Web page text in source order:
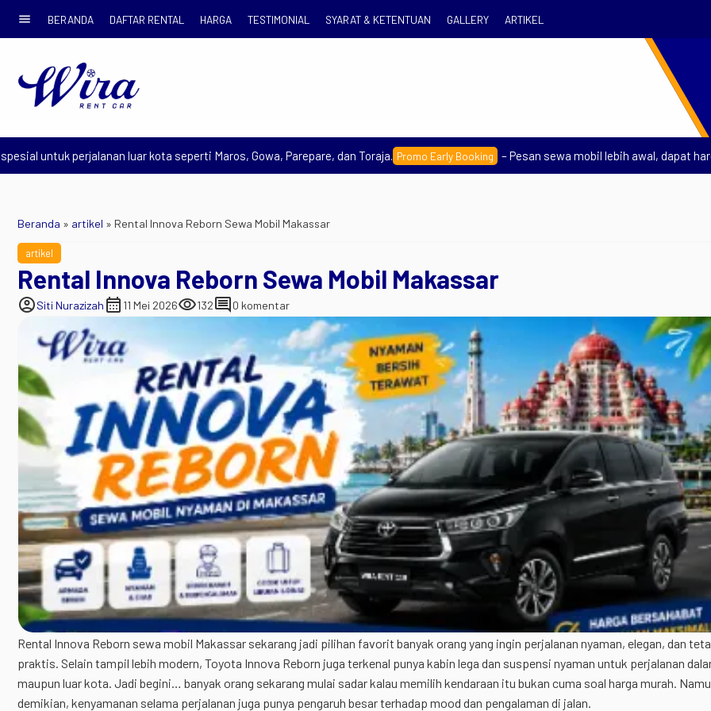
menu BERANDA DAFTAR RENTAL HARGA TESTIMONIAL SYARAT & KETENTUAN GALLERY ARTIKEL
perjalanan luar kota seperti Maros, Gowa, Parepare, dan Toraja. Promo Early Booking – Pesan sewa mobil lebih awal, dapat harga
Beranda » artikel » Rental Innova Reborn Sewa Mobil Makassar
artikel
Rental Innova Reborn Sewa Mobil Makassar
account_circleSiti Nurazizah calendar_month 11 Mei 2026visibility132comment0 komentar
Rental Innova Reborn sewa mobil Makassar sekarang jadi pilihan favorit banyak orang yang ingin perjalanan nyaman, elegan, dan
praktis. Selain tampil lebih modern, Toyota Innova Reborn juga terkenal punya kabin lega dan suspensi nyaman untuk perjalanan
maupun luar kota. Jadi begini… banyak orang sekarang mulai sadar kalau memilih kendaraan itu bukan cuma soal harga murah.
demikian, kenyamanan selama perjalanan juga punya pengaruh besar terhadap mood dan pengalaman di jalan.